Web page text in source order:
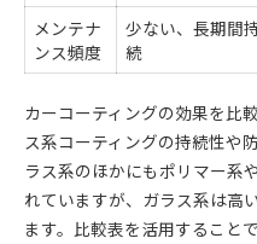
メンテナ
ンス頻度
少ない、長期間
続
カーコーティングの効果を比
ス系コーティングの持続性や
ラス系のほかにもポリマー系
れていますが、ガラス系は高
ます。比較表を活用すること